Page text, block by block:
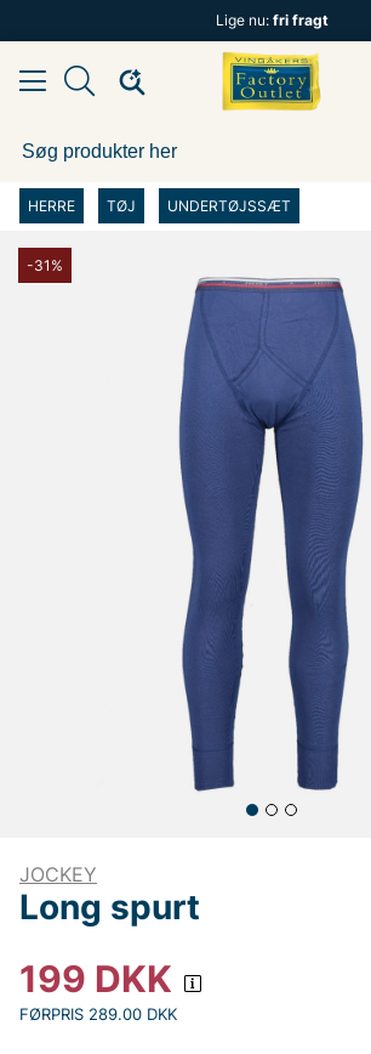
Lige nu: fri fragt
HERRE TØJ UNDERTØJSSÆT
-31%
JOCKEY
Long spurt
199 DKK
FØRPRIS 289.00 DKK